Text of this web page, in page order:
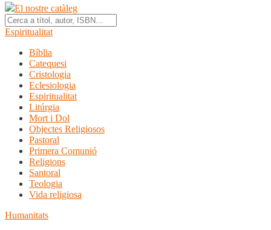
El nostre catàleg
Espiritualitat
Bíblia
Catequesi
Cristologia
Eclesiologia
Espiritualitat
Litúrgia
Mort i Dol
Objectes Religiosos
Pastoral
Primera Comunió
Religions
Santoral
Teologia
Vida religiosa
Humanitats